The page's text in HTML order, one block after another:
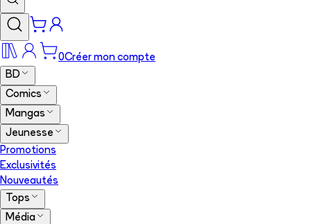
0Créer mon compte
BD
Comics
Mangas
Jeunesse
Promotions
Exclusivités
Nouveautés
Tops
Média